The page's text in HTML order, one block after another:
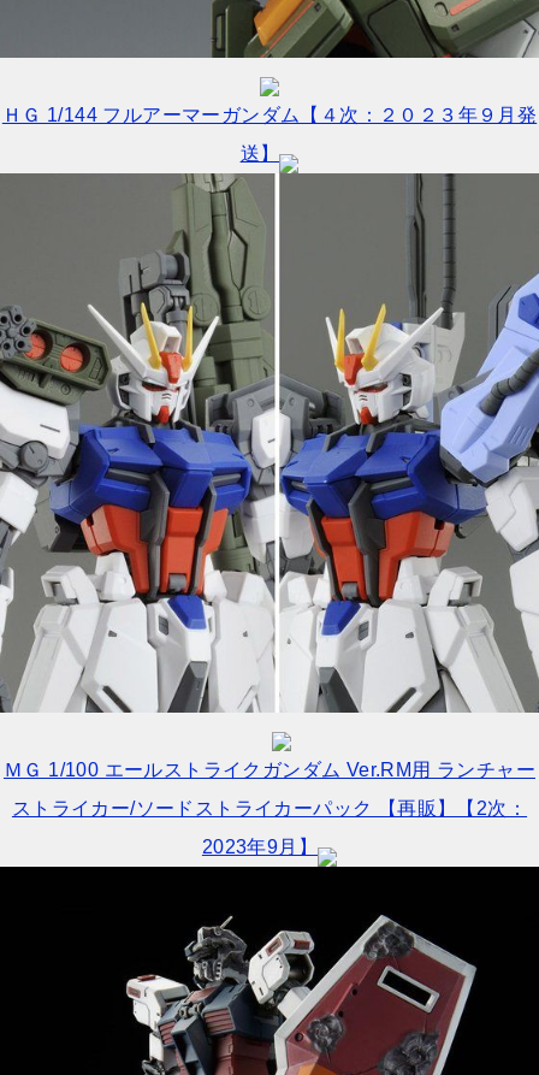
ＨＧ 1/144 フルアーマーガンダム【４次：２０２３年９月発
送】
ＭＧ 1/100 エールストライクガンダム Ver.RM用 ランチャー
ストライカー/ソードストライカーパック 【再販】【2次：
2023年9月】